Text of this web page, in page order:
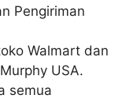
Pengiriman
Walmart dan
USA.
semua